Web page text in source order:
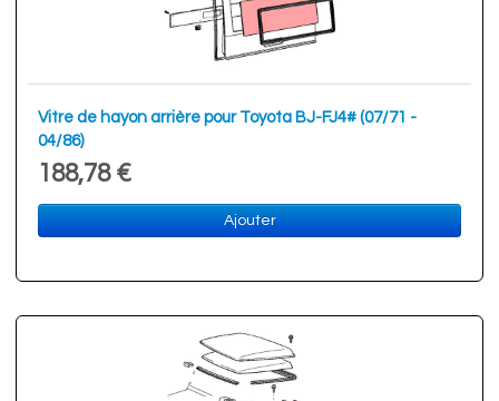
Vitre de hayon arrière pour Toyota BJ-FJ4# (07/71 -
04/86)
188,78 €
Ajouter